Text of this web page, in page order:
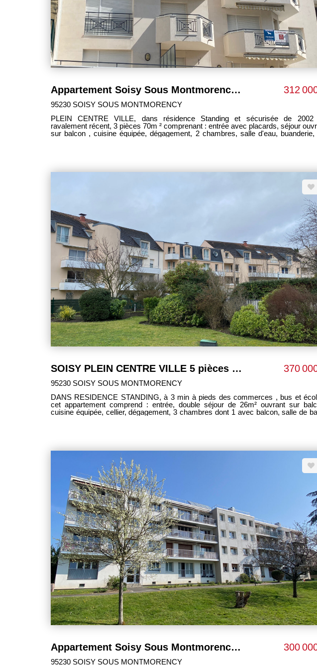
Appartement Soisy Sous Montmorency 3 pièces 70 m² 312
95230 SOISY SOUS MONTMORENCY
PLEIN CENTRE VILLE, dans résidence Standing et sécurisée de 2002 au
ravalement récent, 3 pièces 70m ² comprenant : entrée avec placards, séjour ouvrant
sur balcon , cuisine équipée, dégagement, 2 chambres, salle d'eau, buanderie,
SOISY PLEIN CENTRE VILLE 5 pièces de 109m² 370
95230 SOISY SOUS MONTMORENCY
DANS RESIDENCE STANDING, à 3 min à pieds des commerces , bus et
cet appartement comprend : entrée, double séjour de 26m² ouvrant sur
cuisine équipée, cellier, dégagement, 3 chambres dont 1 avec balcon, salle de
CHARGE VENDEUR ------------
Appartement Soisy Sous Montmorency 4 pièces 300
95230 SOISY SOUS MONTMORENCY